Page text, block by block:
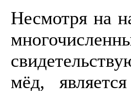
Несмотря на
мёд,